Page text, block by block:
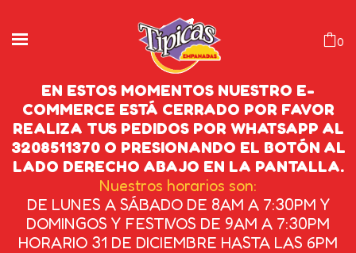
0
MANZANA 1.5L
INICIO / BEBIDAS / GASEOSAS / MANZANA
1.5L
EN ESTOS MOMENTOS NUESTRO E-
COMMERCE ESTÁ CERRADO POR FAVOR
REALIZA TUS PEDIDOS POR WHATSAPP AL
3208511370 O PRESIONANDO EL BOTÓN AL
LADO DERECHO ABAJO EN LA PANTALLA.
Nuestros horarios son:
DE LUNES A SÁBADO DE 8AM A 7:30PM Y
DOMINGOS Y FESTIVOS DE 9AM A 7:30PM
HORARIO 31 DE DICIEMBRE HASTA LAS 6PM